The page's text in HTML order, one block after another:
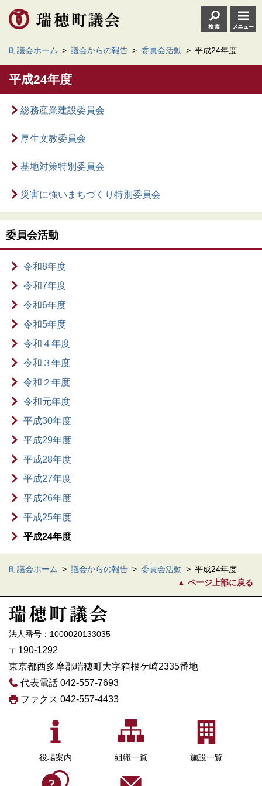
町議会ホーム > 議会からの報告 > 委員会活動 > 平成24年度
平成24年度
総務産業建設委員会
厚生文教委員会
基地対策特別委員会
災害に強いまちづくり特別委員会
委員会活動
令和8年度
令和7年度
令和6年度
令和5年度
令和４年度
令和３年度
令和２年度
令和元年度
平成30年度
平成29年度
平成28年度
平成27年度
平成26年度
平成25年度
平成24年度
町議会ホーム > 議会からの報告 > 委員会活動 > 平成24年度
ページ上部に戻る
法人番号：1000020133035
〒190-1292
東京都西多摩郡瑞穂町大字箱根ケ崎2335番地
代表電話 042-557-7693
ファクス 042-557-4433
役場案内 組織一覧 施設一覧